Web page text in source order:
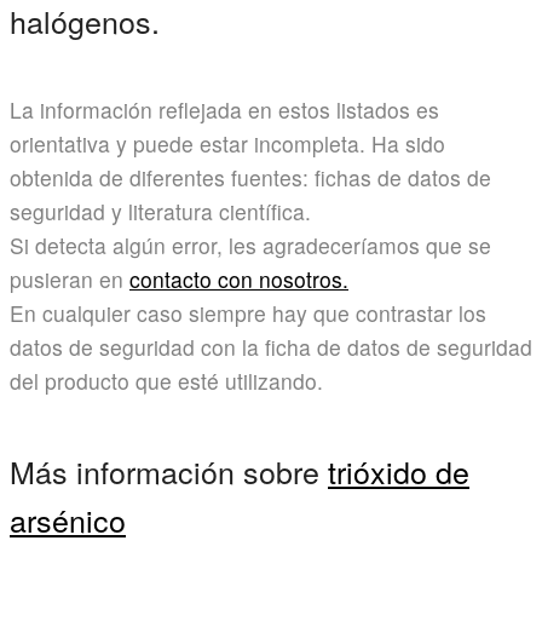
halógenos.
La información reflejada en estos listados es
orientativa y puede estar incompleta. Ha sido
obtenida de diferentes fuentes: fichas de datos de
seguridad y literatura científica.
Si detecta algún error, les agradeceríamos que se
pusieran en contacto con nosotros.
En cualquier caso siempre hay que contrastar los
datos de seguridad con la ficha de datos de seguridad
del producto que esté utilizando.
Más información sobre trióxido de
arsénico